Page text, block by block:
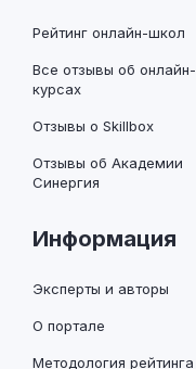
Рейтинг онлайн-школ
Все отзывы об онлайн-
курсах
Отзывы о Skillbox
Отзывы об Академии
Синергия
Информация
Эксперты и авторы
О портале
Методология рейтинга